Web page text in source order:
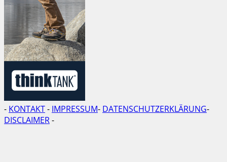
- KONTAKT- IMPRESSUM- DATENSCHUTZERKLÄRUNG-
DISCLAIMER-